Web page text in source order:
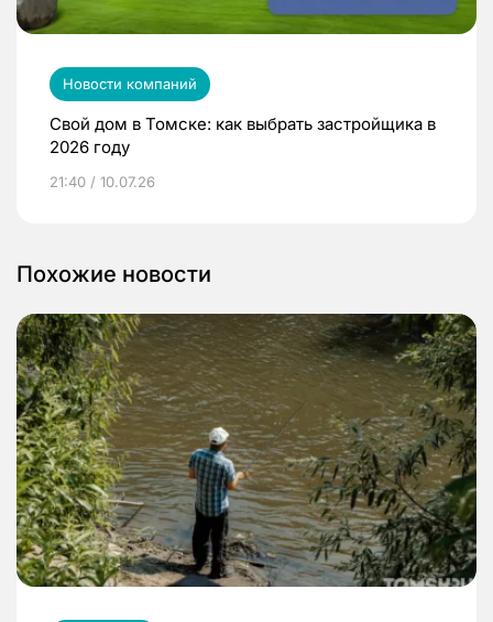
Новости компаний
Свой дом в Томске: как выбрать застройщика в
2026 году
21:40 / 10.07.26
Похожие новости